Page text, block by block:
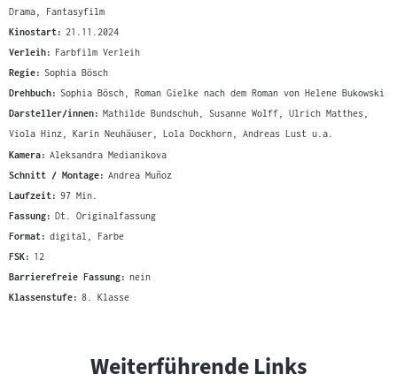
Drama, Fantasyfilm
Kinostart: 21.11.2024
Verleih: Farbfilm Verleih
Regie: Sophia Bösch
Drehbuch: Sophia Bösch, Roman Gielke nach dem Roman von Helene Bukowski
Darsteller/innen: Mathilde Bundschuh, Susanne Wolff, Ulrich Matthes,
Viola Hinz, Karin Neuhäuser, Lola Dockhorn, Andreas Lust u.a.
Kamera: Aleksandra Medianikova
Schnitt / Montage: Andrea Muñoz
Laufzeit: 97 Min.
Fassung: Dt. Originalfassung
Format: digital, Farbe
FSK: 12
Barrierefreie Fassung: nein
Klassenstufe: 8. Klasse
Weiterführende Links